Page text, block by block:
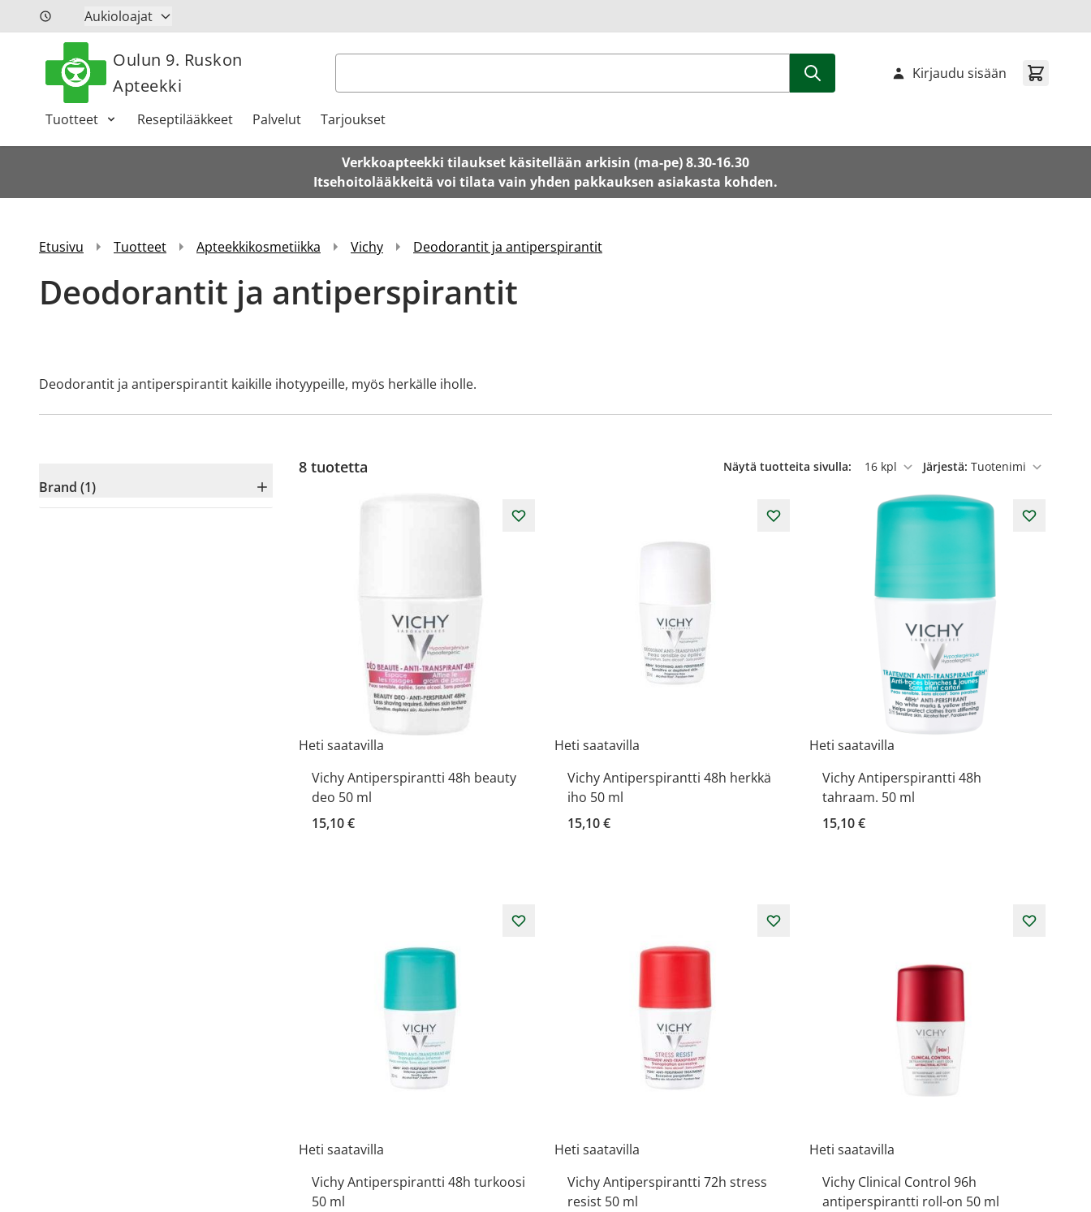
Siirry sisältöönAukioloajat
Oulun 9. Ruskon
Apteekki
Haku
Tuotteet Reseptilääkkeet Palvelut Tarjoukset
Kirjaudu sisään
Verkkoapteekki tilaukset käsitellään arkisin (ma-pe) 8.30-16.30
Itsehoitolääkkeitä voi tilata vain yhden pakkauksen asiakasta kohden.
Etusivu Tuotteet Apteekkikosmetiikka Vichy Deodorantit ja antiperspirantit
Deodorantit ja antiperspirantit
Deodorantit ja antiperspirantit kaikille ihotyypeille, myös herkälle iholle.
Brand (1)
8 tuotetta Näytä tuotteita sivulla:
per sivu
Järjestä:
Heti saatavilla
Vichy Antiperspirantti 48h beauty
deo 50 ml
15,10 €
Heti saatavilla
Vichy Antiperspirantti 48h herkkä
iho 50 ml
15,10 €
Heti saatavilla
Vichy Antiperspirantti 48h
tahraam. 50 ml
15,10 €
Heti saatavilla
Vichy Antiperspirantti 48h turkoosi
50 ml
Heti saatavilla
Vichy Antiperspirantti 72h stress
resist 50 ml
Heti saatavilla
Vichy Clinical Control 96h
antiperspirantti roll-on 50 ml